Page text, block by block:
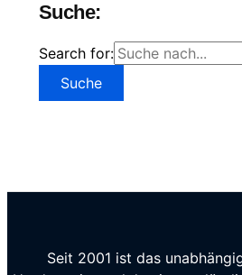
Suche:
Search for:
Seit 2001 ist das